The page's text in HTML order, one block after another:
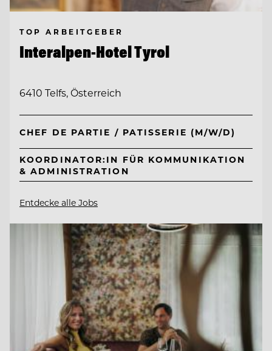
TOP ARBEITGEBER
Interalpen-Hotel Tyrol
6410 Telfs, Österreich
CHEF DE PARTIE / PATISSERIE (M/W/D)
KOORDINATOR:IN FÜR KOMMUNIKATION
& ADMINISTRATION
Entdecke alle Jobs